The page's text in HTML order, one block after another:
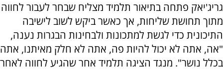
גריג'יאק פתחה בתיאור תלמיד מצליח שבחר לעבור לחווה
מתוך תחושת שליחות, אך כאשר ביקש לשוב לישיבה
התיכונית כדי לגשת למתכונות ולבחינות הבגרות נענה,
"אה, אתה לא יכול להיות פה, אתה לא חלק מאיתנו, אתה
בכלל נושר". מנגד הציגה תלמיד אחר שהגיע לחווה לאחר